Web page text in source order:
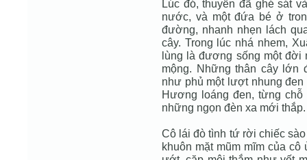
Lúc đó, thuyền đã ghé sát
nước, và một đứa bé ở
đường, nhanh nhẹn lách
cây. Trong lúc nhá nhem,
lùng là đương sống một
mộng. Những thân cây lớn
như phủ một lượt nhung đen
Hương loáng đen, từng
những ngọn đèn xa mới thắp.
Cô lái đò tình tứ rời chiếc
khuôn mặt mũm mĩm của